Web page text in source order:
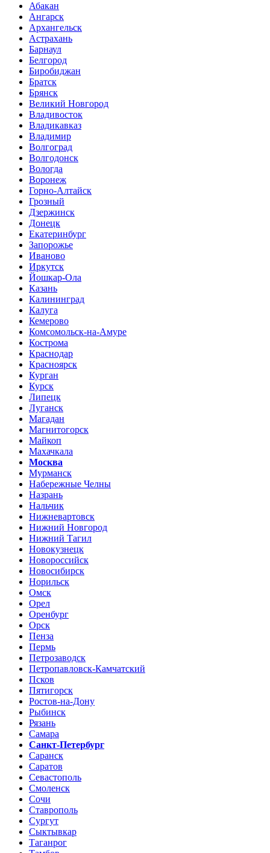
Абакан
Ангарск
Архангельск
Астрахань
Барнаул
Белгород
Биробиджан
Братск
Брянск
Великий Новгород
Владивосток
Владикавказ
Владимир
Волгоград
Волгодонск
Вологда
Воронеж
Горно-Алтайск
Грозный
Дзержинск
Донецк
Екатеринбург
Запорожье
Иваново
Иркутск
Йошкар-Ола
Казань
Калининград
Калуга
Кемерово
Комсомольск-на-Амуре
Кострома
Краснодар
Красноярск
Курган
Курск
Липецк
Луганск
Магадан
Магнитогорск
Майкоп
Махачкала
Москва
Мурманск
Набережные Челны
Назрань
Нальчик
Нижневартовск
Нижний Новгород
Нижний Тагил
Новокузнецк
Новороссийск
Новосибирск
Норильск
Омск
Орел
Оренбург
Орск
Пенза
Пермь
Петрозаводск
Петропавловск-Камчатский
Псков
Пятигорск
Ростов-на-Дону
Рыбинск
Рязань
Самара
Санкт-Петербург
Саранск
Саратов
Севастополь
Смоленск
Сочи
Ставрополь
Сургут
Сыктывкар
Таганрог